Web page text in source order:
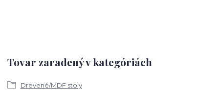
Tovar zaradený v kategóriách
Drevené/MDF stoly